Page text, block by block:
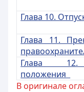
Глава 10.
Глава 11.
Глава 12.
положения
В оригинале